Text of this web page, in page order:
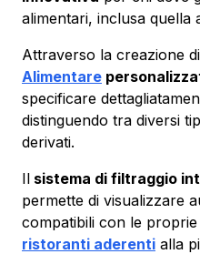
alimentari, inclusa quella
Attraverso la creazione
Alimentare
specificare
distinguendo tra diversi
derivati.
Il sistema di filtraggio
permette di visualizzare
compatibili con le
ristoranti aderenti alla